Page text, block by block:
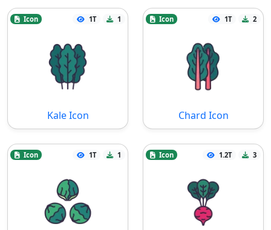
Icon 1T 1
Kale Icon
Icon 1T 2
Chard Icon
Icon 1T 1 Icon 1.2T 3